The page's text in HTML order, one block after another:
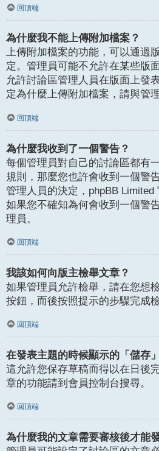
回頂端
為什麼我不能上傳附加檔案？
上傳附加檔案的功能，可以通過
定。管理員可能不允許在某些版
允許討論區管理人員在版面上發
定為什麼上傳附加檔案，請與管
回頂端
為什麼我收到了一個警告？
每個管理員對自己的討論區都有
規則，那麼您也許會收到一個警
管理人員的決定，phpBB Limited
如果您不確知為何會收到一個警
理員。
回頂端
我該如何向版主檢舉文章？
如果管理員允許檢舉，請在您想
按鈕，而後按照提示的步驟完成檢
回頂端
在發表主題的時候顯示的「儲存
這允許您保存草稿而得以在日後
章的功能請到會員控制台搜尋。
回頂端
為什麼我的文章需要審核後才能